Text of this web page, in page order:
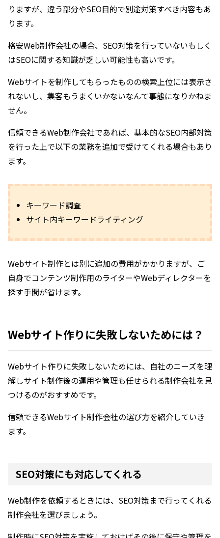
りますが、違う部分やSEO目的で別途対策すべき内容もあ
ります。
格安Web制作会社の場合、SEO対策を行っていないもしく
はSEOに関する知識が乏しい可能性も高いです。
Webサイトを制作してもらったものの検索上位には表示さ
れないし、集客もうまくいかないなんて事態になりかねま
せん。
信頼できるWeb制作会社であれば、基本的なSEO内部対策
を行った上で以下の業務を追加で受けてくれる場合もあり
ます。
キーワード調査
サイト内キーワードライティング
Webサイト制作とは別に追加の費用がかかりますが、ご
自身でコンテンツ制作用のライターやWebディレクターを
探す手間が省けます。
Webサイト作りに失敗しないためには？
Webサイト作りに失敗しないためには、自社のニーズを理
解しサイト制作後の運用や管理も任せられる制作会社を見
つけるのがおすすめです。
信頼できるWebサイト制作会社の選び方を紹介していき
ます。
SEO対策にも対応してくれる
Web制作を依頼するときには、SEO対策まで行ってくれる
制作会社を選びましょう。